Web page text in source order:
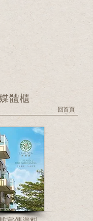
回首頁
體櫃